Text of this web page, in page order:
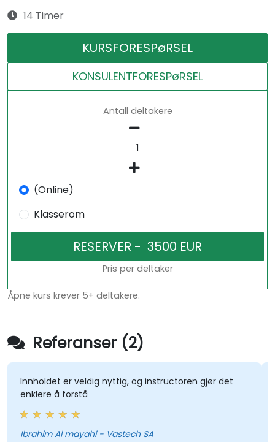
14 Timer
KURSFORESPøRSEL
KONSULENTFORESPøRSEL
Antall deltakere
(Online)
Klasserom
Pris per deltaker
Åpne kurs krever 5+ deltakere.
Referanser (2)
Innholdet er veldig nyttig, og instructoren gjør det
enklere å forstå
Ibrahim Al mayahi - Vastech SA